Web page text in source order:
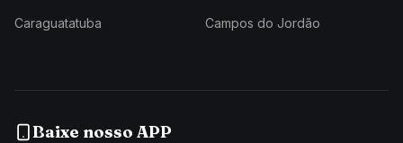
Caraguatatuba Campos do Jordão
Baixe nosso APP